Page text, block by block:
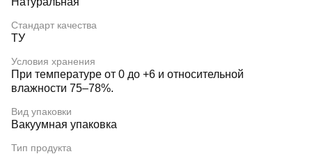
Стандарт качества
ТУ
Условия хранения
При температуре от 0 до +6 и относительной
влажности 75–78%.
Вид упаковки
Вакуумная упаковка
Тип продукта